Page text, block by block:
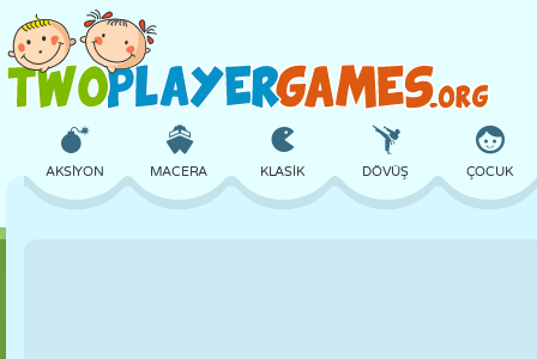
AKSIYON MACERA KLASIK DÖVÜŞ ÇOCUK